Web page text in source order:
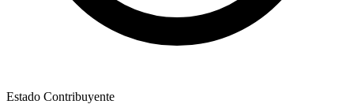
Estado Contribuyente